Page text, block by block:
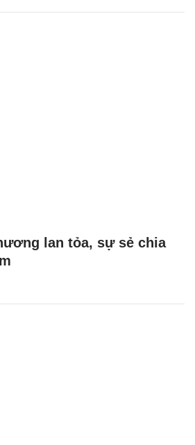
lan tỏa, sự sẻ chia